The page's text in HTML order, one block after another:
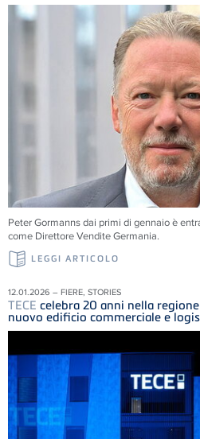
Peter Gormanns dai primi di gennaio è
come Direttore Vendite Germania.
LEGGI ARTICOLO
12.01.2026 – FIERE, STORIES
TECE celebra 20 anni nella
nuovo edificio commerciale e